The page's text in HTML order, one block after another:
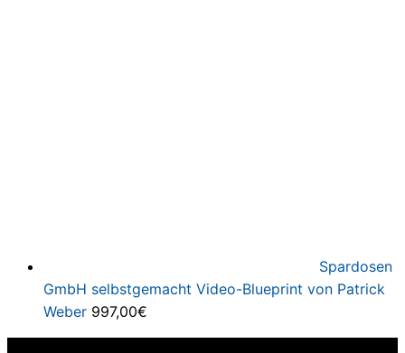
Spardosen
GmbH selbstgemacht Video-Blueprint von Patrick
Weber 997,00€